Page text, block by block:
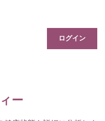
ログイン
ー